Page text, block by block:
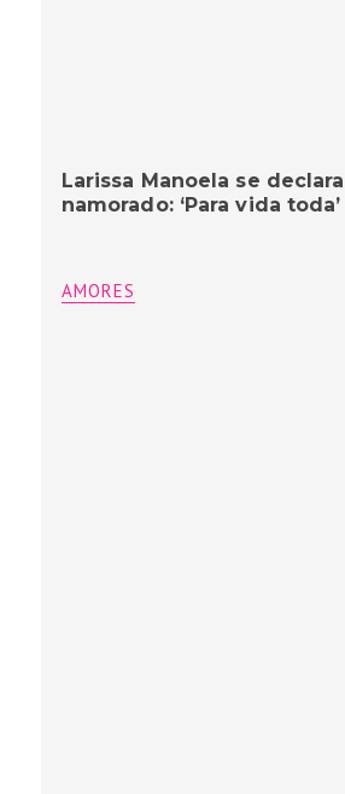
Larissa Manoela se
namorado: ‘Para vida toda’
AMORES